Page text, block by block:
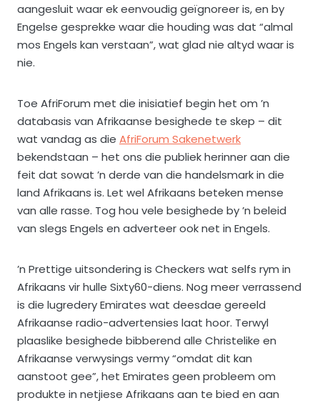
aangesluit waar ek eenvoudig geïgnoreer is, en by
Engelse gesprekke waar die houding was dat “almal
mos Engels kan verstaan”, wat glad nie altyd waar is
nie.
Toe AfriForum met die inisiatief begin het om ’n
databasis van Afrikaanse besighede te skep – dit
wat vandag as die AfriForum Sakenetwerk
bekendstaan – het ons die publiek herinner aan die
feit dat sowat ’n derde van die handelsmark in die
land Afrikaans is. Let wel Afrikaans beteken mense
van alle rasse. Tog hou vele besighede by ’n beleid
van slegs Engels en adverteer ook net in Engels.
’n Prettige uitsondering is Checkers wat selfs rym in
Afrikaans vir hulle Sixty60-diens. Nog meer verrassend
is die lugredery Emirates wat deesdae gereeld
Afrikaanse radio-advertensies laat hoor. Terwyl
plaaslike besighede bibberend alle Christelike en
Afrikaanse verwysings vermy “omdat dit kan
aanstoot gee”, het Emirates geen probleem om
produkte in netjiese Afrikaans aan te bied en aan